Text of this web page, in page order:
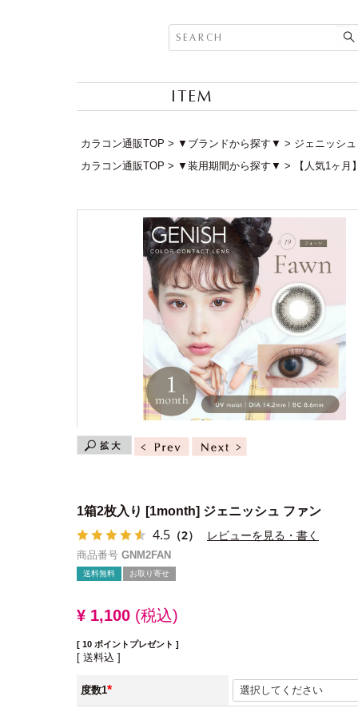
ITEM
カラコン通販TOP ▼ブランドから探す▼
ジェニッシ
カラコン通販TOP
▼装用期間から探す▼ 【人気1ヶ
1箱2枚入り [1month] ジェニッシュ ファン
4.5 （2） レビューを見る・書く
商品番号 GNM2FAN
送料無料 お取り寄せ
¥ 1,100 税込
[ 10 ポイントプレゼント ]
送料込
度数1
(必